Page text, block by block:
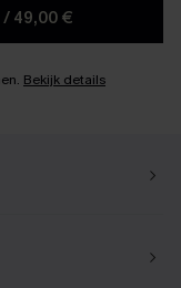
/ 49,00 €
Bekijk details